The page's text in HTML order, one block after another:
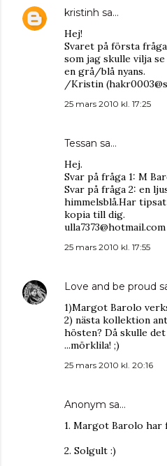
kristinh sa…
Hej!
Svaret på första
som jag skulle vilja
en grå/blå nyans.
/Kristin
25 mars 2010 kl. 17:25
Tessan sa…
Hej.
Svar på fråga 1: M
Svar på fråga 2: en
himmelsblå.Har
kopia till dig.
ulla7373@hotmail.com
25 mars 2010 kl. 17:55
Love and be proud
1)Margot Barolo
2) nästa kollektion
hösten? Då skulle
...mörklila! ;)
25 mars 2010 kl. 20:16
Anonym sa…
1. Margot Barolo
2. Solgult :)